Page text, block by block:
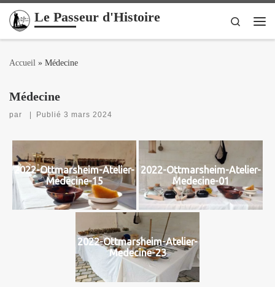
Passer au contenu
Le Passeur d'Histoire
Search
Accueil » Médecine
Médecine
par Publié3 mars 2024
2022-Ottmarsheim-Atelier-
Medecine-15
2022-Ottmarsheim-Atelier-
Medecine-01
2022-Ottmarsheim-Atelier-
Medecine-23